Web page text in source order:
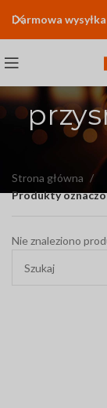
Strona główna
Produkty
Nie znaleziono
Darmowa wysyłka